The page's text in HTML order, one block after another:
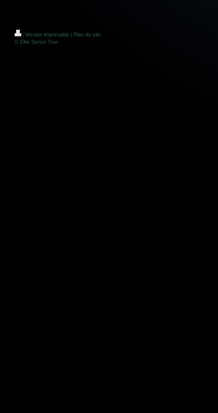
Version imprimable | Plan du site
© Elite Senior Tour